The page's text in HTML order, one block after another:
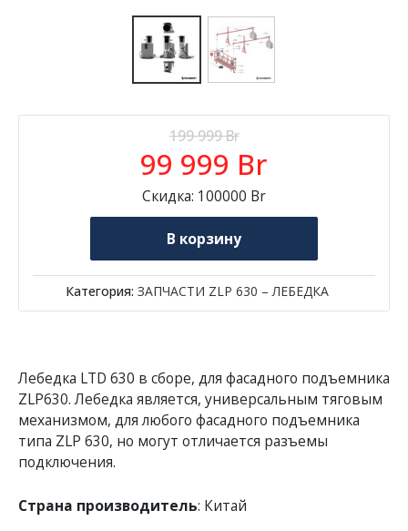
199 999Br
99 999 Br
Скидка: 100000 Br
В корзину
Категория: ЗАПЧАСТИ ZLP 630 – ЛЕБЕДКА
Лебедка LTD 630 в сборе, для фасадного подъемника
ZLP630. Лебедка является, универсальным тяговым
механизмом, для любого фасадного подъемника
типа ZLP 630, но могут отличается разъемы
подключения.
Страна производитель: Китай